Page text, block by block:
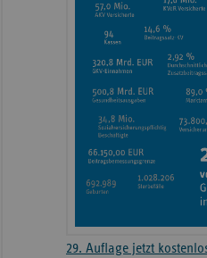
29. Auflage jetzt